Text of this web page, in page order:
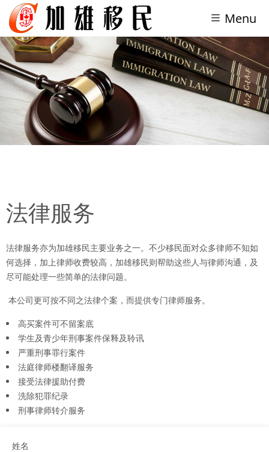
Menu
法律服务
法律服务亦为加雄移民主要业务之一。不少移民面对众多律师不知如
何选择，加上律师收费较高，加雄移民则帮助这些人与律师沟通，及
尽可能处理一些简单的法律问题。
本公司更可按不同之法律个案，而提供专门律师服务。
高买案件可不留案底
学生及青少年刑事案件保释及聆讯
严重刑事罪行案件
法庭律师楼翻译服务
接受法律援助付费
洗除犯罪纪录
刑事律师转介服务
姓名